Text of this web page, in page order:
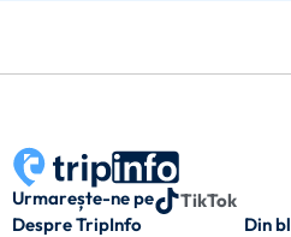
Urmarește-ne pe
TikTok
Despre TripInfo
Din